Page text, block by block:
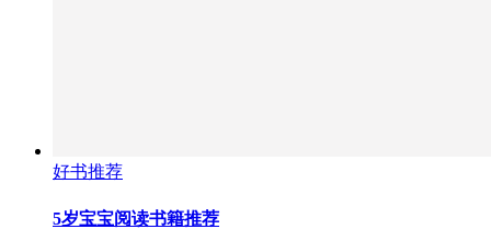
好书推荐
5岁宝宝阅读书籍推荐